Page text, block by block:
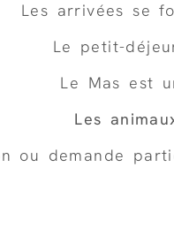
Les arrivées se
Le petit-
Le Mas est
Les
ou demande